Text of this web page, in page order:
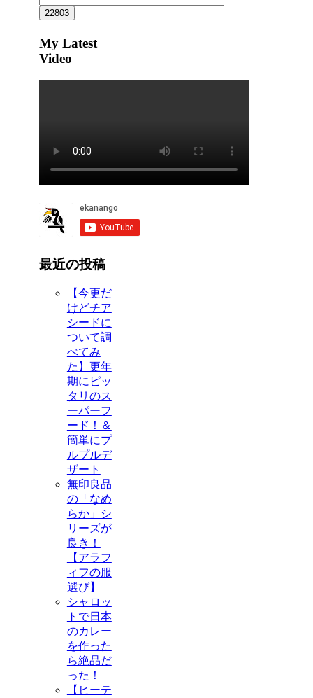
My Latest
Video
最近の投稿
【今更だ
けどチア
シードに
ついて調
べてみ
た】更年
期にピッ
タリのス
ーパーフ
ード！＆
簡単にプ
ルプルデ
ザート
無印良品
の「なめ
らか」シ
リーズが
良き！
【アラフ
ィフの服
選び】
シャロッ
トで日本
のカレー
を作った
ら絶品だ
った！
【ヒーテ